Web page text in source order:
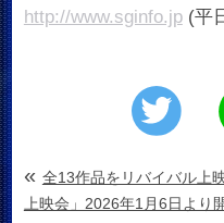
http://www.sginfo.jp(平
« 全13作品をリバイバル上
上映会」2026年1月6日より